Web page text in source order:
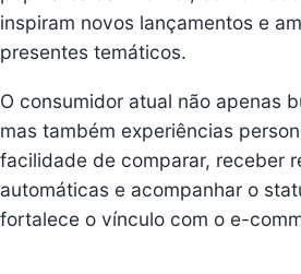
inspiram novos lançamentos e
presentes temáticos.
O consumidor atual não apenas
mas também experiências
facilidade de comparar, receber
automáticas e acompanhar o
fortalece o vínculo com o e-